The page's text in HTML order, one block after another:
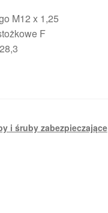
M12 x 1,25
F
i śruby zabezpieczające